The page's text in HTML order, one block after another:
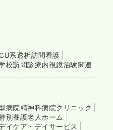
系透析訪問看護
校訪問診療内視鏡治験関連
病院精神科病院クリニック
別養護老人ホーム
イケア・デイサービス